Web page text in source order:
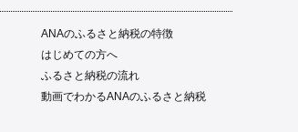
ANAのふるさと納税の特徴
はじめての方へ
ふるさと納税の流れ
動画でわかるANAのふるさと納税